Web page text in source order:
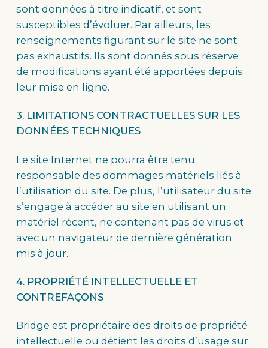
sont données à titre indicatif, et sont
susceptibles d’évoluer. Par ailleurs, les
renseignements figurant sur le site ne sont
pas exhaustifs. Ils sont donnés sous réserve
de modifications ayant été apportées depuis
leur mise en ligne.
3. LIMITATIONS CONTRACTUELLES SUR LES
DONNÉES TECHNIQUES
Le site Internet ne pourra être tenu
responsable des dommages matériels liés à
l’utilisation du site. De plus, l’utilisateur du site
s’engage à accéder au site en utilisant un
matériel récent, ne contenant pas de virus et
avec un navigateur de dernière génération
mis à jour.
4. PROPRIÉTÉ INTELLECTUELLE ET
CONTREFAÇONS
Bridge est propriétaire des droits de propriété
intellectuelle ou détient les droits d’usage sur